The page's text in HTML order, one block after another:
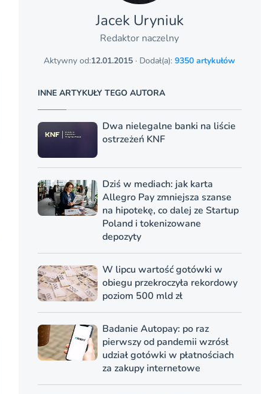
Jacek Uryniuk
Redaktor naczelny
Aktywny od:12.01.2015 · Dodał(a):9350 artykułów
INNE ARTYKUŁY TEGO AUTORA
Dwa nielegalne banki na liście
ostrzeżeń KNF
Dziś w mediach: jak karta
Allegro Pay zmniejsza szanse
na hipotekę, co dalej ze Startup
Poland i tokenizowane
depozyty
W lipcu wartość gotówki w
obiegu przekroczyła rekordowy
poziom 500 mld zł
Badanie Autopay: po raz
pierwszy od pandemii wzrósł
udział gotówki w płatnościach
za zakupy internetowe